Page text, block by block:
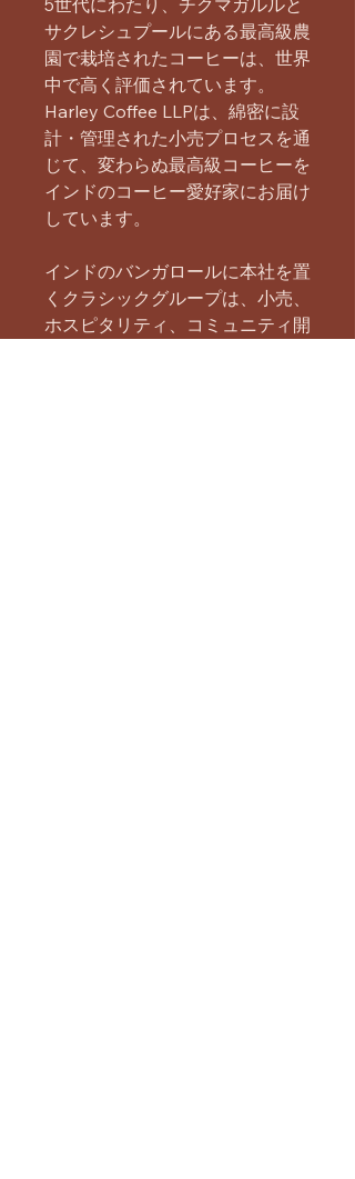
5世代にわたり、チクマガルルと
サクレシュプールにある最高級農
園で栽培されたコーヒーは、世界
中で高く評価されています。
Harley Coffee LLPは、綿密に設
計・管理された小売プロセスを通
じて、変わらぬ最高級コーヒーを
インドのコーヒー愛好家にお届け
しています。
インドのバンガロールに本社を置
くクラシックグループは、小売、
ホスピタリティ、コミュニティ開